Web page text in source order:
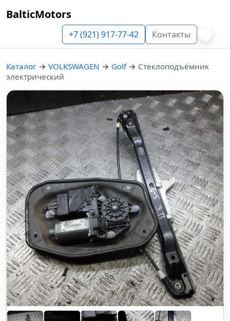
BalticMotors
+7 (921) 917-77-42 Контакты
Каталог → VOLKSWAGEN → Golf → Стеклоподъёмник
электрический